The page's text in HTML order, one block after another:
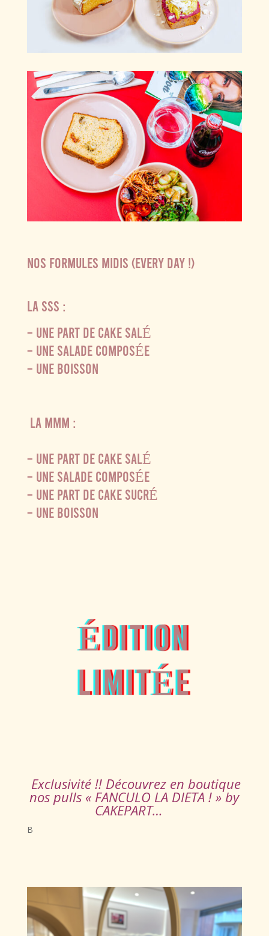
NOS FORMULES MIDIS (EVERY DAY !)
LA SSS :
– UNE PART DE CAKE SALÉ
– UNE SALADE COMPOSÉE
– UNE BOISSON
LA MMM :
– UNE PART DE CAKE SALÉ
– UNE SALADE COMPOSÉE
– UNE PART DE CAKE SUCRÉ
– UNE BOISSON
Édition
limitÉE
Exclusivité !! Découvrez en boutique
nos pulls « FANCULO LA DIETA ! »by
CAKEPART…
B